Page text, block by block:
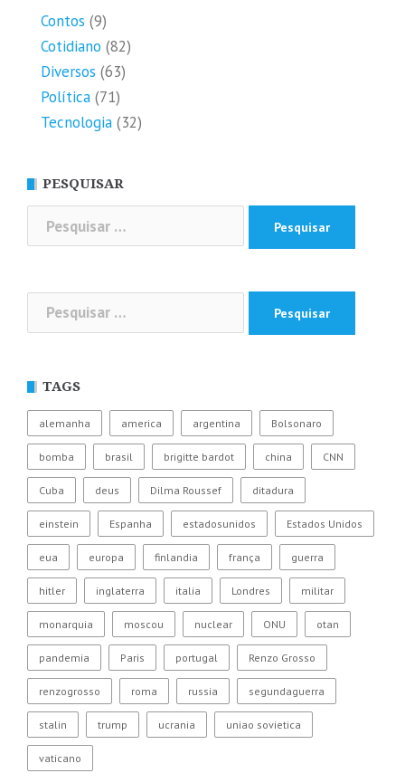
Contos (9)
Cotidiano (82)
Diversos (63)
Política (71)
Tecnologia (32)
PESQUISAR
por:
Pesquisar
por:
TAGS
alemanha america argentina Bolsonaro
bomba brasil brigitte bardot china CNN
Cuba deus Dilma Roussef ditadura
einstein Espanha estadosunidos Estados Unidos
eua europa finlandia frança guerra
hitler inglaterra italia Londres militar
monarquia moscou nuclear ONU otan
pandemia Paris portugal Renzo Grosso
renzogrosso roma russia segundaguerra
stalin trump ucrania uniao sovietica
vaticano